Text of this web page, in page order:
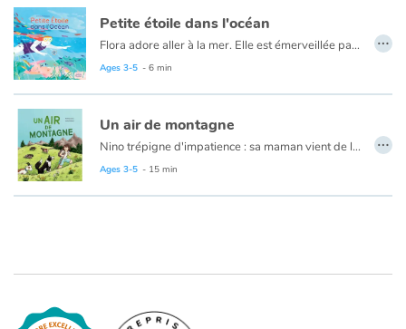
Petite étoile dans l'océan
Flora adore aller à la mer. Elle est émerveillée par les coquillages cachés au creux des rochers et les poissons aux mille couleurs. Un jour, son regard croise celui de Petite Étoile, une étrange créature scintillante... Qui est-elle ? D'où vient-elle ? Une irrésistible envie naît en elle : elle veut percer les mystères du monde marin ! Au fil des années, chacune grandit de son côté, bercée par la beauté infinie de l'Océan. Bien des années plus tard, le destin les réunit à nouveau. Flora est devenue scientifique et étudie le plancton, ce trésor mystérieux qui l'a toujours fascinée. Petite Étoile, elle, est désormais un majestueux poisson-lune, sillonnant librement les océans du monde…
Ages 3-5 - 6 min
…
Un air de montagne
Nino trépigne d'impatience : sa maman vient de lui annoncer une nouvelle incroyable ! En mai, ils quitteront l'agitation de la ville pour vivre plusieurs mois au cœur des majestueuses montagnes suisses. Là-haut, fini les bruits de klaxons et place aux tintements des cloches ! Nino se lance dans une aventure hors du commun : apprendre à devenir apprenti berger. Monter des clôtures, traire les chèvres, soigner les génisses... mais aussi courir dans les alpages, écouter la montagne chanter et jouer avec les nuages. Et quel plaisir de guider le troupeau de chèvres à travers les pâturages en lançant son cri de berger : "Alleeeez biiiqueeeettes !" Avec ses nouvelles amies, Nino découvre la liberté, l'amitié et la magie des grands espaces. Une immersion inoubliable où la nature devient le plus beau des terrains de jeu !
Ages 3-5 - 15 min
…